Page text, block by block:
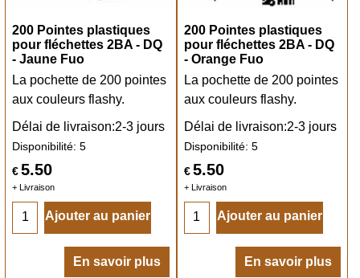
200 Pointes plastiques
pour fléchettes 2BA - DQ
- Jaune Fuo
La pochette de 200 pointes
aux couleurs flashy.
€5.50
+ Livraison
Délai de livraison:2-3 jours
Disponibilité: 5
Ajouter au panier
En savoir plus
200 Pointes plastiques
pour fléchettes 2BA - DQ
- Orange Fuo
La pochette de 200 pointes
aux couleurs flashy.
€ 5.50
+ Livraison
Délai de livraison:2-3 jours
Disponibilité: 5
Ajouter au panier
En savoir plus